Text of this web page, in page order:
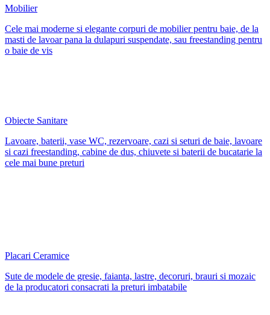
Mobilier
Cele mai moderne si elegante corpuri de mobilier pentru baie, de la
masti de lavoar pana la dulapuri suspendate, sau freestanding pentru
o baie de vis
Obiecte Sanitare
Lavoare, baterii, vase WC, rezervoare, cazi si seturi de baie, lavoare
si cazi freestanding, cabine de dus, chiuvete si baterii de bucatarie la
cele mai bune preturi
Placari Ceramice
Sute de modele de gresie, faianta, lastre, decoruri, brauri si mozaic
de la producatori consacrati la preturi imbatabile